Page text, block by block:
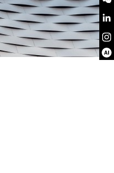
AI